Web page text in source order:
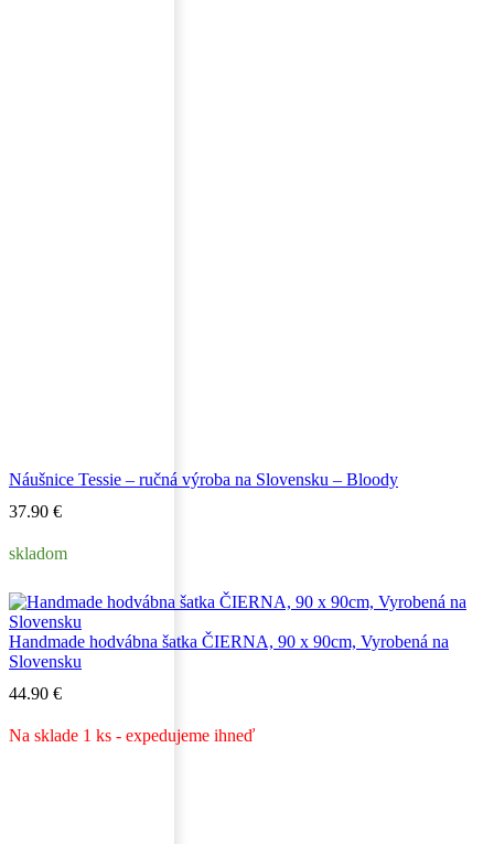
Náušnice Tessie – ručná výroba na Slovensku – Bloody
37.90 €
skladom
Handmade hodvábna šatka ČIERNA, 90 x 90cm, Vyrobená na
Slovensku
44.90 €
Na sklade 1 ks - expedujeme ihneď